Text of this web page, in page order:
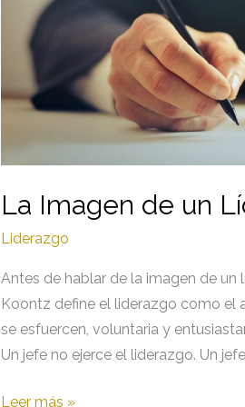
La Imagen de un
Liderazgo
Antes de hablar de la imagen de un
Koontz define el liderazgo como el
se esfuercen, voluntaria y
Un jefe no ejerce el liderazgo. Un
La
Leer más »